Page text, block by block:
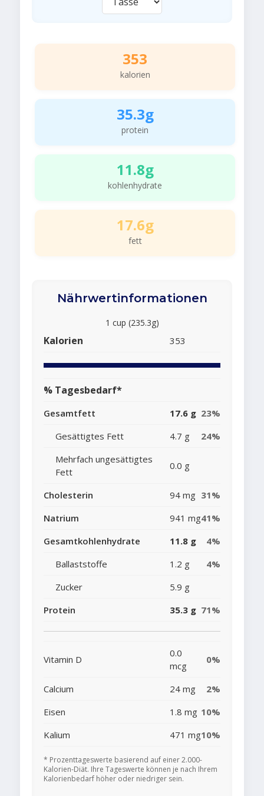
353
kalorien
35.3g
protein
11.8g
kohlenhydrate
17.6g
fett
Nährwertinformationen
1 cup (235.3g)
Kalorien 353
% Tagesbedarf*
Gesamtfett 17.6 g 23%
Gesättigtes Fett
4.7 g
24%
Mehrfach ungesättigtes
Fett
0.0 g
Cholesterin 94 mg 31%
Natrium
941 mg41%
Gesamtkohlenhydrate
11.8 g
4%
Ballaststoffe
1.2 g
4%
Zucker
5.9 g
Protein
35.3 g 71%
Vitamin D
0.0
mcg
0%
Calcium 24 mg
2%
Eisen
1.8 mg 10%
Kalium
471 mg10%
* Prozenttageswerte basierend auf einer 2.000-
Kalorien-Diät. Ihre Tageswerte können je nach Ihrem
Kalorienbedarf höher oder niedriger sein.